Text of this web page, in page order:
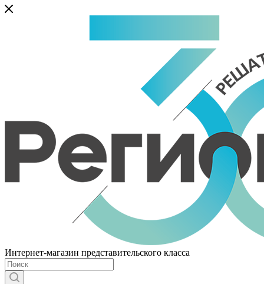
Интернет-магазин представительского класса